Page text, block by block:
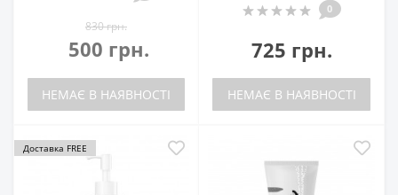
830 грн.
500 грн.
НЕМАЄ В НАЯВНОСТІ
0
725 грн.
НЕМАЄ В НАЯВНОСТІ
Доставка FREE